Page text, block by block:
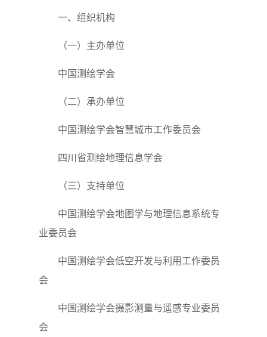
一、组织机构
（一）主办单位
中国测绘学会
（二）承办单位
中国测绘学会智慧城市工作委员会
四川省测绘地理信息学会
（三）支持单位
中国测绘学会地图学与地理信息系统专
业委员会
中国测绘学会低空开发与利用工作委员
会
中国测绘学会摄影测量与遥感专业委员
会